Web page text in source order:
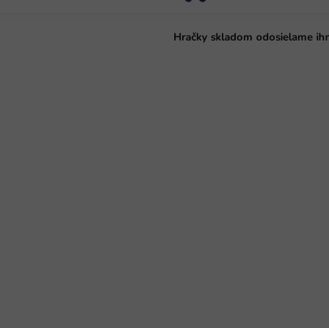
Hračky skladom odosielame